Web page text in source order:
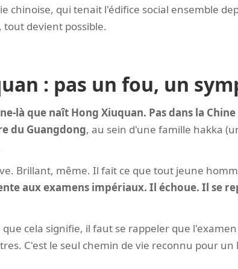
chinoise, qui tenait l'édifice social ensemble
tout devient possible.
: pas un fou, un
là que naît Hong Xiuquan. Pas dans la
du Guangdong, au sein d'une famille hakka
Brillant, même. Il fait ce que tout jeune
aux examens impériaux. Il échoue. Il se
cela signifie, il faut se rappeler que
C'est le seul chemin de vie reconnu pour un